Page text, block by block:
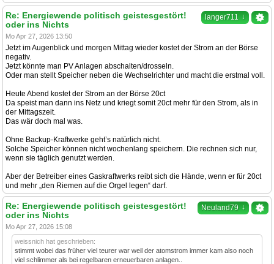
langer711 ↓
Re: Energiewende politisch geistesgestört!
oder ins Nichts
Mo Apr 27, 2026 13:50
Jetzt im Augenblick und morgen Mittag wieder kostet der Strom an der Börse
negativ.
Jetzt könnte man PV Anlagen abschalten/drosseln.
Oder man stellt Speicher neben die Wechselrichter und macht die erstmal voll.
Heute Abend kostet der Strom an der Börse 20ct
Da speist man dann ins Netz und kriegt somit 20ct mehr für den Strom, als in
der Mittagszeit.
Das wär doch mal was.
Ohne Backup-Kraftwerke geht’s natürlich nicht.
Solche Speicher können nicht wochenlang speichern. Die rechnen sich nur,
wenn sie täglich genutzt werden.
Aber der Betreiber eines Gaskraftwerks reibt sich die Hände, wenn er für 20ct
und mehr „den Riemen auf die Orgel legen“ darf.
Neuland79 ↓
Re: Energiewende politisch geistesgestört!
oder ins Nichts
Mo Apr 27, 2026 15:08
weissnich hat geschrieben:
stimmt wobei das früher viel teurer war weil der atomstrom immer kam also noch
viel schlimmer als bei regelbaren erneuerbaren anlagen..